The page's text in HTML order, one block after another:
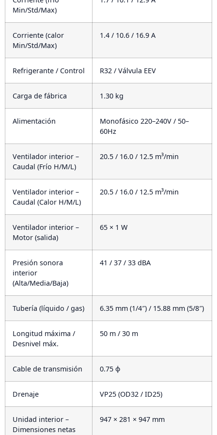
Min/Std/Max)
Corriente (calor
Min/Std/Max)
1.4 / 10.6 / 16.9 A
Refrigerante / Control R32 / Válvula EEV
Carga de fábrica 1.30 kg
Alimentación
Monofásico 220–240V / 50–
60Hz
Ventilador interior –
Caudal (Frío H/M/L)
20.5 / 16.0 / 12.5 m³/min
Ventilador interior –
Caudal (Calor H/M/L)
20.5 / 16.0 / 12.5 m³/min
Ventilador interior –
Motor (salida)
65 × 1 W
Presión sonora
interior
(Alta/Media/Baja)
41 / 37 / 33 dBA
Tubería (líquido / gas) 6.35 mm (1/4″) / 15.88 mm (5/8″)
Longitud máxima /
Desnivel máx.
50 m / 30 m
Cable de transmisión 0.75 ϕ
Drenaje VP25 (OD32 / ID25)
Unidad interior –
Dimensiones netas
947 × 281 × 947 mm